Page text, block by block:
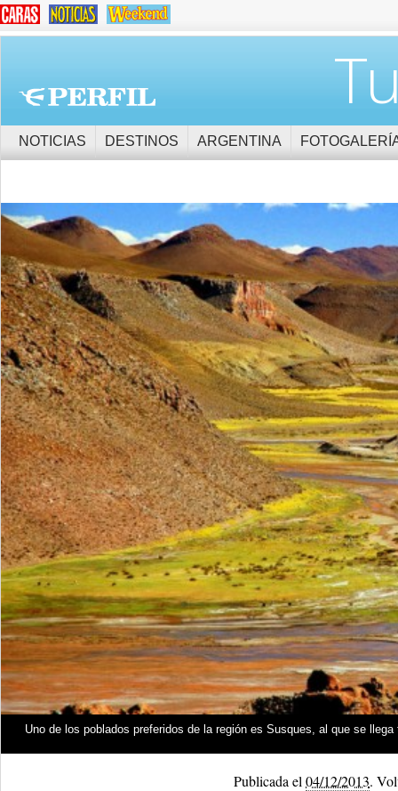
NOTICIAS DESTINOS ARGENTINA
Uno de los poblados preferidos de la región es Susques, al que se
Publicada el 04/12/2013.